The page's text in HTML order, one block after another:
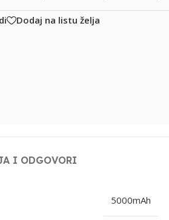
Dodaj na listu želja
I ODGOVORI
5000mAh